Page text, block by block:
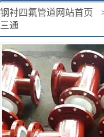
钢衬四氟管道网站首页
三通